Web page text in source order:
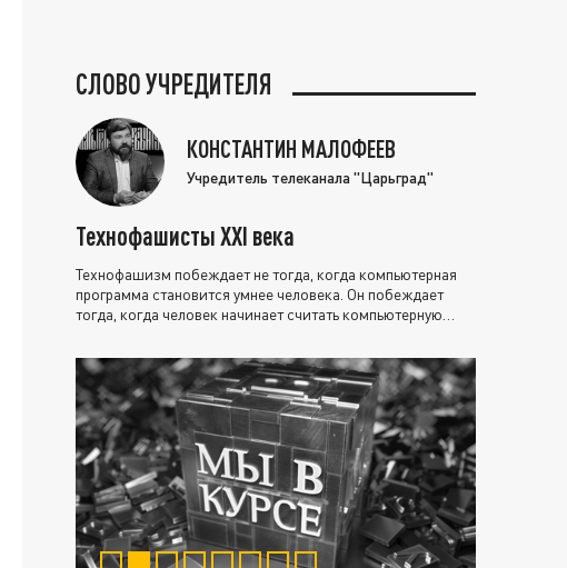
СЛОВО УЧРЕДИТЕЛЯ
КОНСТАНТИН МАЛОФЕЕВ
Учредитель телеканала "Царьград"
Технофашисты XXI века
Технофашизм побеждает не тогда, когда компьютерная
программа становится умнее человека. Он побеждает
тогда, когда человек начинает считать компьютерную